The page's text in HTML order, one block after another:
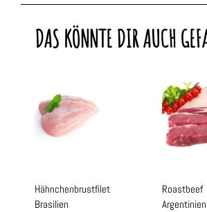
DAS KÖNNTE DIR AUCH
Hähnchenbrustfilet
Brasilien
Roastbeef